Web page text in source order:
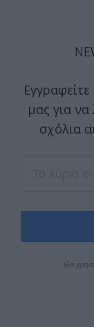
μας για να
σχόλια
Θα